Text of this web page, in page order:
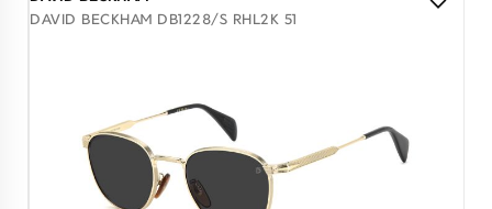
DAVID BECKHAM DB1228/S RHL2K 51